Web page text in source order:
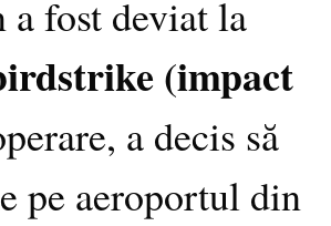
fost deviat la
(impact
a decis să
pe aeroportul din